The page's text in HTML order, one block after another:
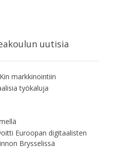
uutisia
markkinointiin
työkaluja
Euroopan digitaalisten
Brysselissä